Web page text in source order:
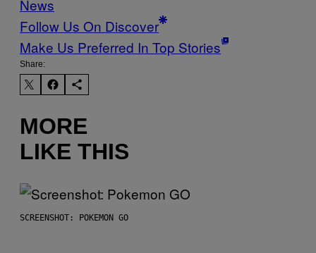
News
Follow Us On Discover
Make Us Preferred In Top Stories
Share:
MORE
LIKE THIS
SCREENSHOT: POKEMON GO